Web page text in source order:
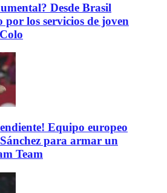
Desde Brasil
por los servicios de joven
Equipo europeo
para armar un
Team